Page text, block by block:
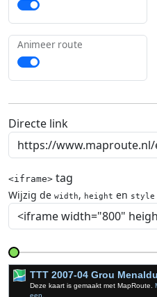
Animeer route
Directe link
<iframe> tag
Wijzig de width, height en style